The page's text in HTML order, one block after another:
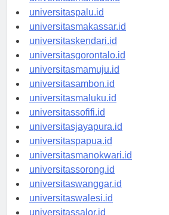
universitasmanado.id
universitaspalu.id
universitasmakassar.id
universitaskendari.id
universitasgorontalo.id
universitasmamuju.id
universitasambon.id
universitasmaluku.id
universitassofifi.id
universitasjayapura.id
universitaspapua.id
universitasmanokwari.id
universitassorong.id
universitaswanggar.id
universitaswalesi.id